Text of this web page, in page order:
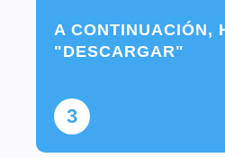
3
A CONTINUACIÓN,
"DESCARGAR"